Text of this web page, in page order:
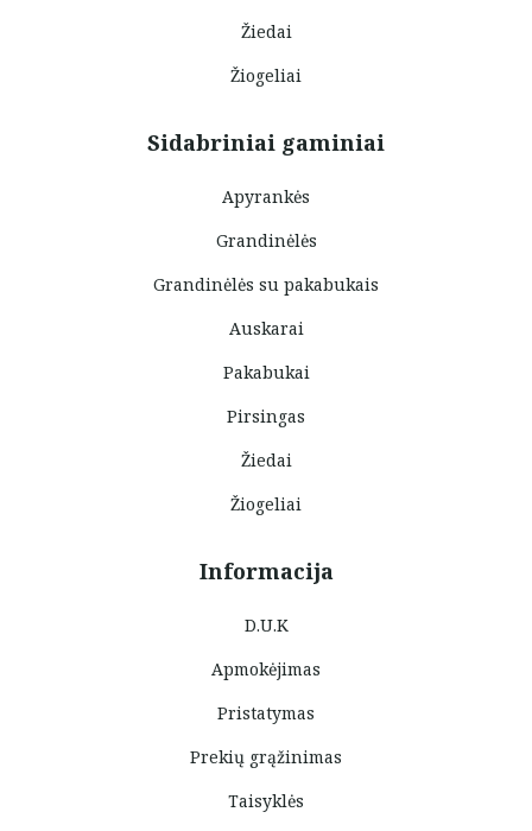
Žiedai
Žiogeliai
Sidabriniai gaminiai
Apyrankės
Grandinėlės
Grandinėlės su pakabukais
Auskarai
Pakabukai
Pirsingas
Žiedai
Žiogeliai
Informacija
D.U.K
Apmokėjimas
Pristatymas
Prekių grąžinimas
Taisyklės